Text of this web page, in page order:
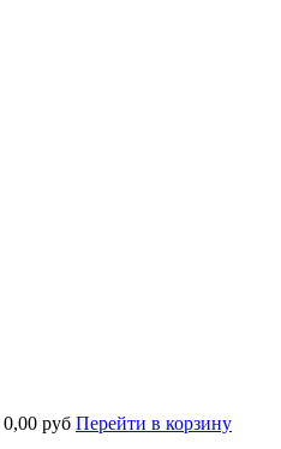
0,00 руб Перейти в корзину